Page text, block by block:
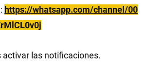
https://whatsapp.com/channel/00
activar las notificaciones.